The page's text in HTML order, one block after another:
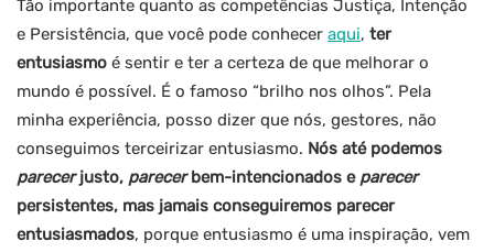
Tão importante quanto as competências Justiça, Intenção
e Persistência, que você pode conhecer aqui, ter
entusiasmo é sentir e ter a certeza de que melhorar o
mundo é possível. É o famoso “brilho nos olhos”. Pela
minha experiência, posso dizer que nós, gestores, não
conseguimos terceirizar entusiasmo. Nós até podemos
parecerjusto, parecerbem-intencionados e parecer
persistentes, mas jamais conseguiremos parecer
entusiasmados, porque entusiasmo é uma inspiração, vem